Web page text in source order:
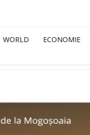
WORLD ECONOMIE